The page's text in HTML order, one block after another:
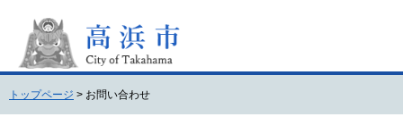
頭
飛
トップページ > お問い合わせ